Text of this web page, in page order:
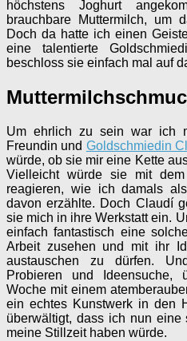
höchstens Joghurt
brauchbare Muttermilch, um
Doch da hatte ich einen
eine talentierte
beschloss sie einfach mal auf
Um ehrlich zu sein war ich
Freundin und Goldschmiedin
würde, ob sie mir eine Kette
Vielleicht würde sie mit
reagieren, wie ich damals
davon erzählte. Doch Claudí
sie mich in ihre Werkstatt ein.
einfach fantastisch eine
Arbeit zusehen und mit ihr
austauschen zu dürfen.
Probieren und Ideensuche,
Woche mit einem
ein echtes Kunstwerk in den
überwältigt, dass ich nun
meine Stillzeit haben würde.